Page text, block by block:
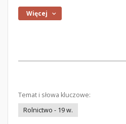
Więcej
Temat i słowa kluczowe:
Rolnictwo - 19 w.